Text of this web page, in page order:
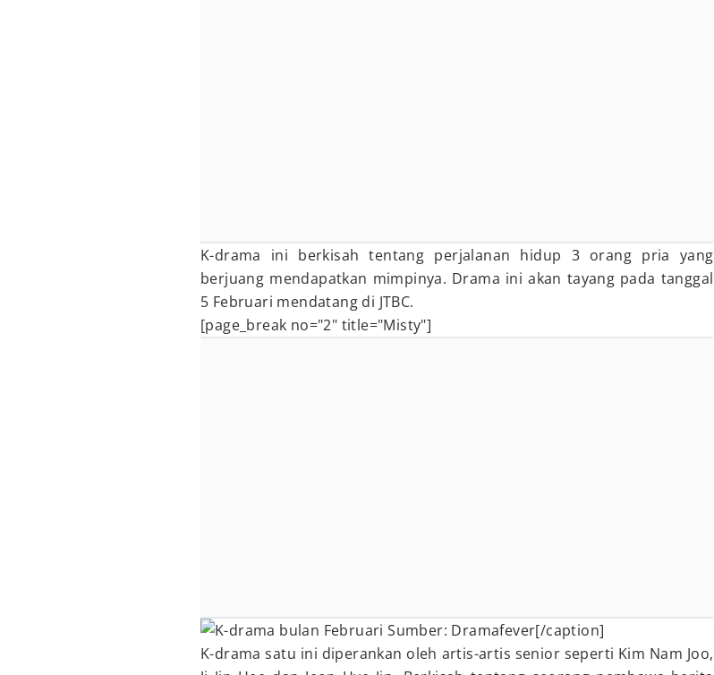
K-drama ini berkisah tentang perjalanan hidup 3 orang pria yang
berjuang mendapatkan mimpinya. Drama ini akan tayang pada tanggal
5 Februari mendatang di JTBC.
[page_break no="2" title="Misty"]
Sumber: Dramafever[/caption]
K-drama satu ini diperankan oleh artis-artis senior seperti Kim Nam Joo,